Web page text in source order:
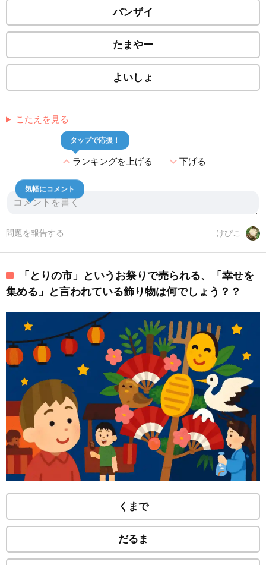
バンザイ
たまやー
よいしょ
こたえを見る
expand_lessランキングを上げる
タップで応援！
expand_more下げる
気軽にコメント
けぴこ
問題を報告する
「とりの市」というお祭りで売られる、「幸せを
集める」と言われている飾り物は何でしょう？？
くまで
だるま